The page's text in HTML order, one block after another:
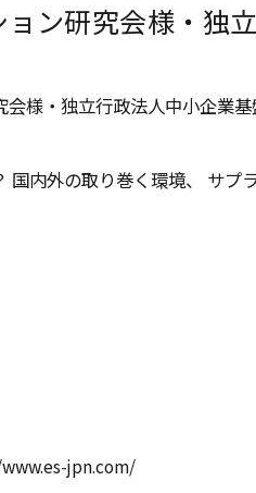
ン研究会様・独
様・独立行政法人中小企業
内外の取り巻く環境、 サプ
jpn.com/